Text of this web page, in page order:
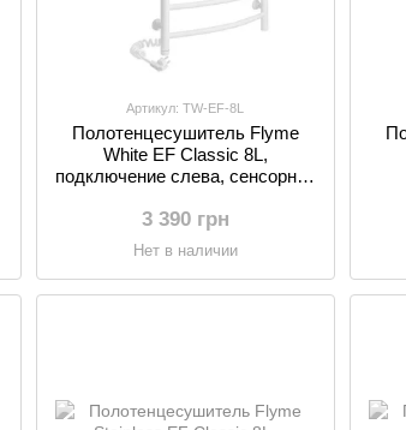
Артикул: TW-EF-8L
Полотенцесушитель Flyme
White EF Classic 8L,
подключение слева, сенсорное
3 390 грн
Нет в наличии